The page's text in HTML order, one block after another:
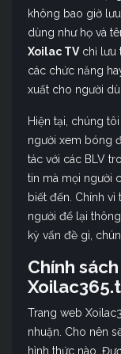
không bao giờ
dùng như họ và
Xoilac TVchỉ lưu
các chức năng
xuất cho người
Hiện tại, chúng
người xem bóng
tác với các BLV
tin mà mọi người
biết đến. Chính
người để lại
kỳ vấn đề gì,
Chính
Trang web
nhuận. Cho nên
hình thức nào.